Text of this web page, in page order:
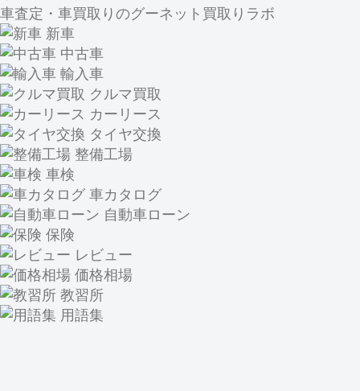
車査定・車買取りのグーネット買取りラボ
新車
中古車
輸入車
クルマ買取
カーリース
タイヤ交換
整備工場
車検
車カタログ
自動車ローン
保険
レビュー
価格相場
教習所
用語集